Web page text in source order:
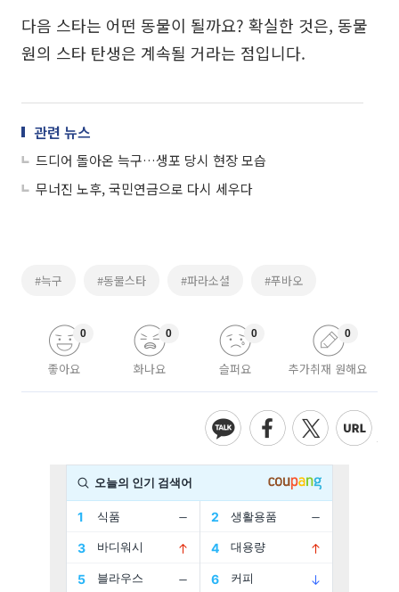
다음 스타는 어떤 동물이 될까요? 확실한 것은, 동물
원의 스타 탄생은 계속될 거라는 점입니다.
관련 뉴스
드디어 돌아온 늑구…생포 당시 현장 모습
무너진 노후, 국민연금으로 다시 세우다
#늑구 #동물스타 #파라소셜 #푸바오
좋아요
0
화나요
0
슬퍼요
0
추가취재 원해요
0